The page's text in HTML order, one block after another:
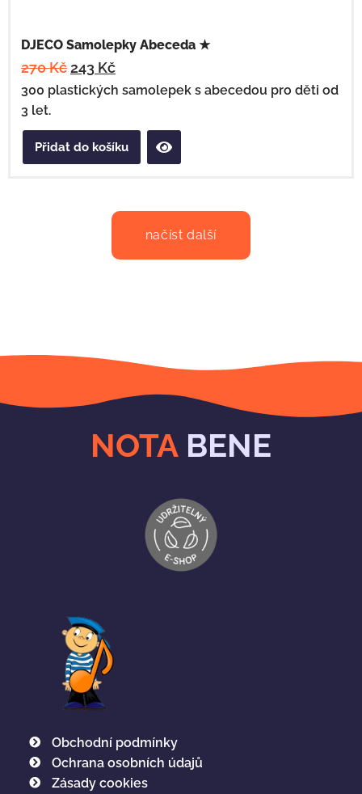
DJECO Samolepky Abeceda ★
270Kč243 Kč
300 plastických samolepek s abecedou pro děti od
3 let.
Přidat do košíku
načíst další
NOTA BENE
Obchodní podmínky
Ochrana osobních údajů
Zásady cookies